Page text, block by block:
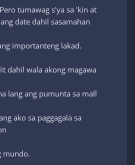
tumawag s'ya sa 'kin at
date dahil sasamahan
importanteng lakad.
dahil wala akong magawa
lang ang pumunta sa mall
ako sa paggagala sa
mundo.